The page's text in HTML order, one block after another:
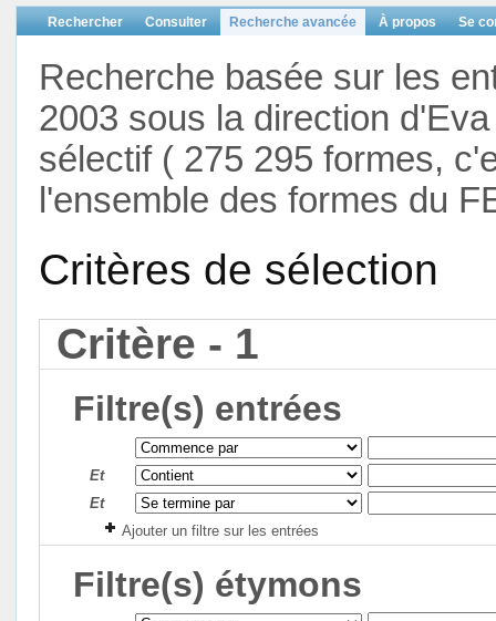
Rechercher Consulter Recherche avancée À propos Se
Recherche basée sur les
2003 sous la direction
sélectif ( 275 295 formes,
l'ensemble des formes du
Critères de sélection
Critère - 1
Filtre(s) entrées
Et
Et
Ajouter un filtre sur les entrées
Filtre(s) étymons